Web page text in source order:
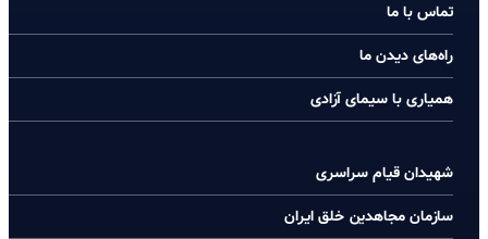
تماس با ما
راه‌های دیدن ما
همیاری با سیمای آزادی
شهیدان قیام سراسری
سازمان مجاهدین خلق ایران